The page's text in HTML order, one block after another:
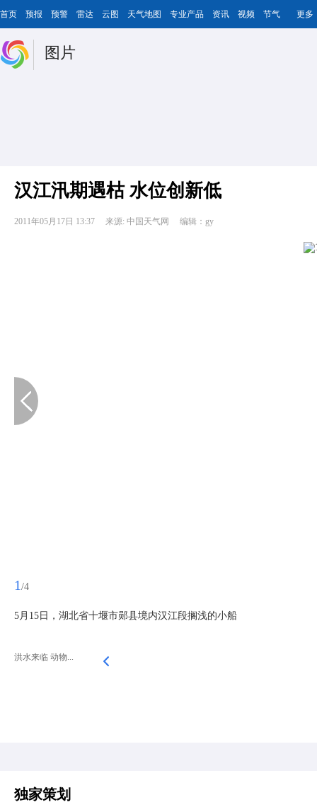
首页 预报 预警 雷达 云图 天气地图 专业产品 资讯 视频 节气 更多
图片
汉江汛期遇枯 水位创新低
2011年05月17日 13:37 来源: 中国天气网 编辑：gy
1 /4
5月15日，湖北省十堰市郧县境内汉江段搁浅的小船
洪水来临 动物...
独家策划